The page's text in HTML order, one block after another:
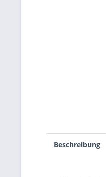
Beschreibung